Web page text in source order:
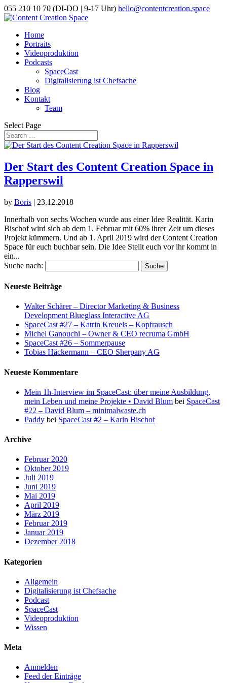
055 210 10 70 (DI-DO | 9-17 Uhr) hello@contentcreation.space
Home
Portraits
Videoproduktion
Podcasts
SpaceCast
Digitalisierung ist Chefsache
Blog
Kontakt
Team
Select Page
Der Start des Content Creation Space in
Rapperswil
by Boris | 23.12.2018
Innerhalb von sechs Wochen wurde aus einer Idee Realität. Karin
Bischof wird sich ab dem 1. Februar mit 60% ihrer Zeit um dieses
Projekt kümmern. Und ab 1. April 2019 wird der Content Creation
Space für euch buchbar sein. Die Idee Stellt euch vor ihr kommt in
ein...
Suche nach:
Neueste Beiträge
Walter Schärer – Director Marketing & Business
Development Blueglass Interactive AG
SpaceCast #27 – Katrin Kreuels – Kopfrausch
Michel Ganouchi – Owner & CEO recruma GmbH
SpaceCast #26 – Sommerpause
Tobias Häckermann – CEO Sherpany AG
Neueste Kommentare
Mein 1h-Interview im SpaceCast: über meine Ausbildung,
mein Leben und meine Projekte • David Blum bei SpaceCast
#22 – David Blum – minimalwaste.ch
Paddy bei SpaceCast #2 – Karin Bischof
Archive
Februar 2020
Oktober 2019
Juli 2019
Juni 2019
Mai 2019
April 2019
März 2019
Februar 2019
Januar 2019
Dezember 2018
Kategorien
Allgemein
Digitalisierung ist Chefsache
Podcast
SpaceCast
Videoproduktion
Wissen
Meta
Anmelden
Feed der Einträge